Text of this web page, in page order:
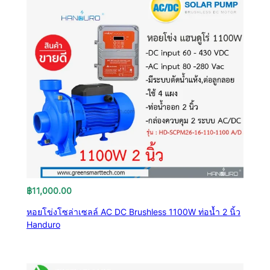
฿11,000.00
หอยโข่งโซล่าเซลล์ AC DC Brushless 1100W ท่อน้ำ 2 นิ้ว
Handuro